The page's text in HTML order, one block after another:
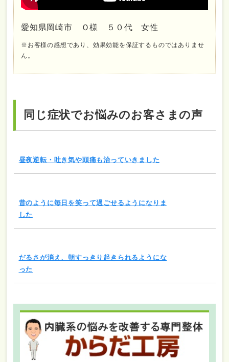
愛知県岡崎市 Ｏ様 ５０代 女性
※お客様の感想であり、効果効能を保証するものではありませ
ん。
同じ症状でお悩みのお客さまの声
昼夜逆転・吐き気や頭痛も治っていきました
昔のように毎日を笑って過ごせるようになりま
した
だるさが消え、朝すっきり起きられるようにな
った